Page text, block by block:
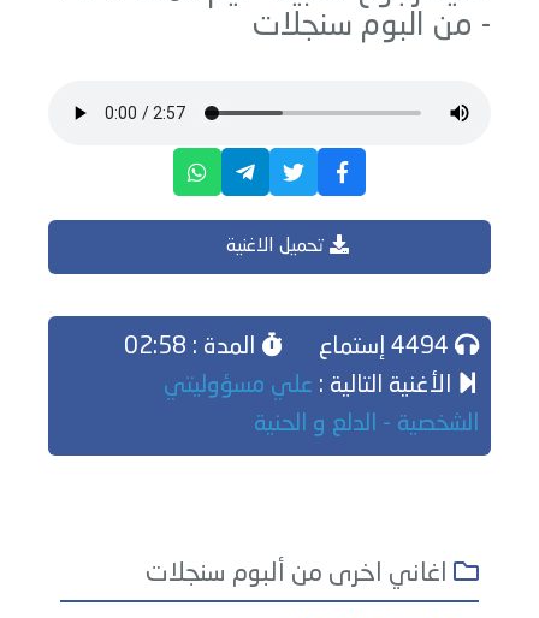
- من البوم سنجلات
تحميل الاغنية
المدة : 02:58
الأغنية التالية : علي مسؤوليتي
الشخصية - الدلع و الحنية
اغاني اخرى من ألبوم سنجلات